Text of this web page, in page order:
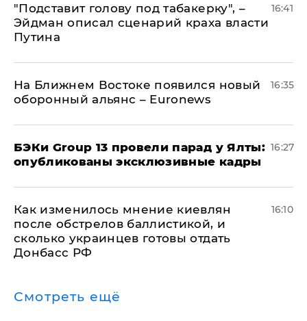
​"Подставит голову под табакерку", –
Эйдман описал сценарий краха власти
Путина
16:41
На Ближнем Востоке появился новый
оборонный альянс – Euronews
16:35
​БЭКи Group 13 провели парад у Ялты:
опубликованы эксклюзивные кадры
16:27
Как изменилось мнение киевлян
после обстрелов баллистикой, и
сколько украинцев готовы отдать
Донбасс РФ
16:10
Смотреть ещё